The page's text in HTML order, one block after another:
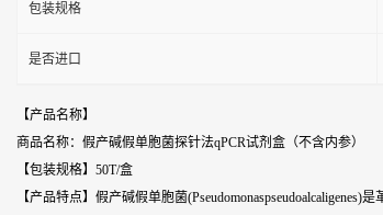
包装规格
是否进口
【产品名称】
商品名称：假产碱假单胞菌探针法qPCR试剂盒（不含内参）
【包装规格】50T/盒
【产品特点】假产碱假单胞菌